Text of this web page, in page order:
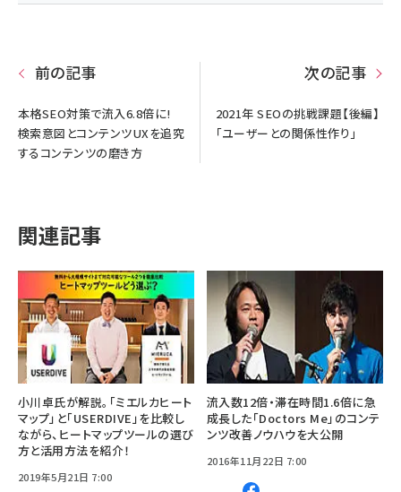
前の記事
本格SEO対策で流入6.8倍に!
検索意図とコンテンツUXを追究
するコンテンツの磨き方
次の記事
2021年 SEOの挑戦課題【後編】
「ユーザーとの関係性作り」
関連記事
小川卓氏が解説。「ミエルカヒート
マップ」と「USERDIVE」を比較し
ながら、ヒートマップツールの選び
方と活用方法を紹介！
2019年5月21日 7:00
流入数12倍・滞在時間1.6倍に急
成長した「Doctors Me」のコンテ
ンツ改善ノウハウを大公開
2016年11月22日 7:00